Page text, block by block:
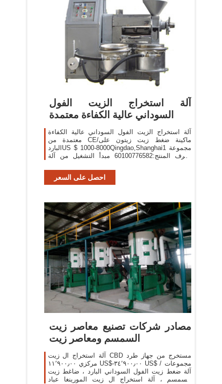
آلة استخراج الزيت الفول
السوداني عالية الكفاءة معتمدة
آلة استخراج الزيت الفول السوداني عالية الكفاءة
معتمدة من CE/ماكينة ضغط زيت زيتون على
الباردUS $ 1000-8000Qingdao,Shanghai1 مجموعة
معرف المنتج:60100776582 مبدأ التشغيل من آلة
الصحافة النفط على العمل ، تدخل
احصل على السعر
مصادر شركات تصنيع معاصر زيت
السمسم ومعاصر زيت
آلة استخراج ال زيت CBD مستخرج من جهاز طرد
مركزي ١١٬٩٠٠٫٠٠ US$-٣٤٬٩٠٠٫٠٠ US$ / مجموعات
آلة ضغط زيت الفول السوداني البارد ، ضاغط زيت
السمسم ، آلة استخراج ال زيت المورينغا عباد